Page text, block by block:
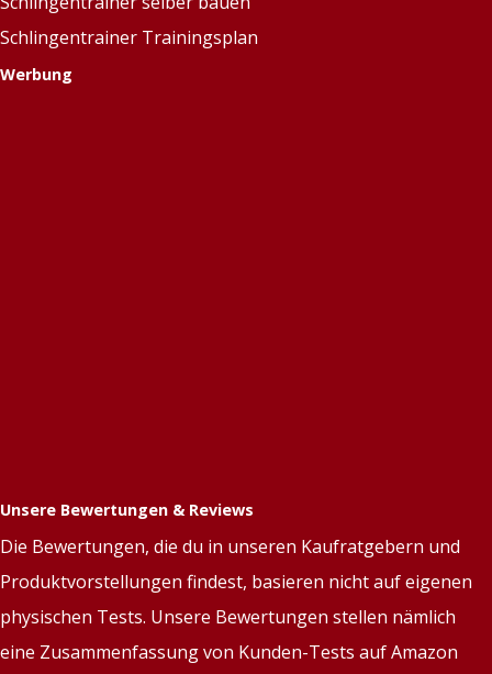
Schlingentrainer Trainingsplan
Werbung
Unsere Bewertungen & Reviews
Die Bewertungen, die du in unseren Kaufratgebern und
Produktvorstellungen findest, basieren nicht auf eigenen
physischen Tests. Unsere Bewertungen stellen nämlich
eine Zusammenfassung von Kunden-Tests auf Amazon